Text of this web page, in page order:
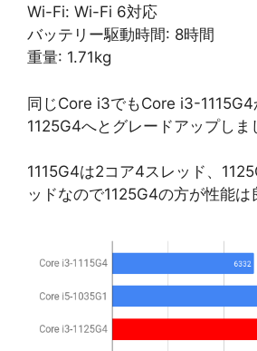
Wi-Fi: Wi-Fi 6対応
バッテリー駆動時間: 8時間
重量: 1.71kg
同じCore i3でもCore i3-
1125G4へとグレードアップしま
1115G4は2コア4スレッド、
ッドなので1125G4の方が性能は